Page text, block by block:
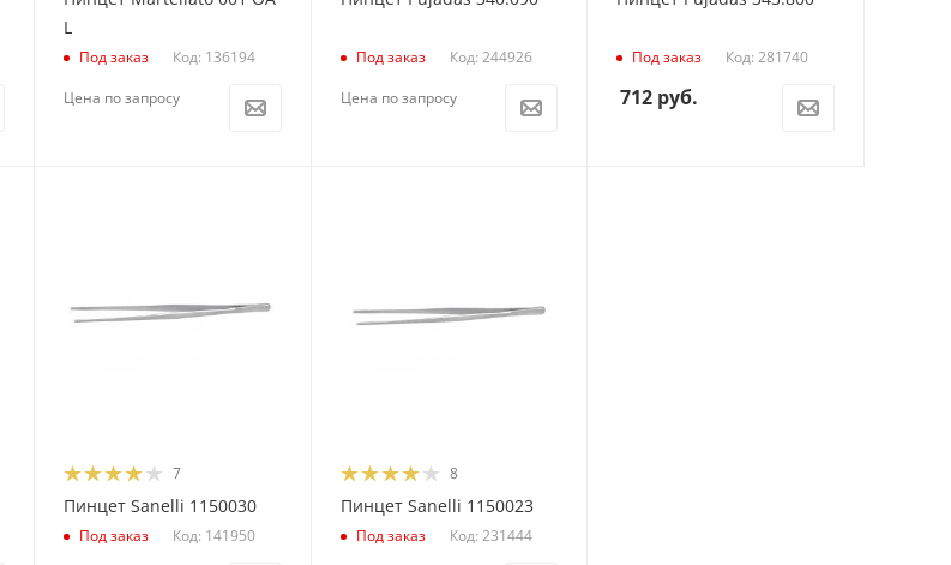
L
Под заказ Код: 136194
Цена по запросу
Под заказ Код: 244926
Цена по запросу
Под заказ Код: 281740
712 руб.
7
Пинцет Sanelli 1150030
Под заказ Код: 141950
8
Пинцет Sanelli 1150023
Под заказ Код: 231444